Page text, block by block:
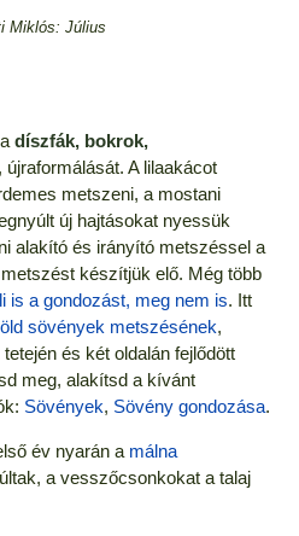
Miklós: Július
díszfák, bokrok,
A lilaakácot
metszeni, a mostani
új hajtásokat nyessük
alakító és irányító metszéssel a
készítjük elő. Még több
is a gondozást, meg nem is. Itt
sövények metszésének,
és két oldalán fejlődött
meg, alakítsd a kívánt
Sövények, Sövény gondozása.
év nyarán a málna
a vesszőcsonkokat a talaj